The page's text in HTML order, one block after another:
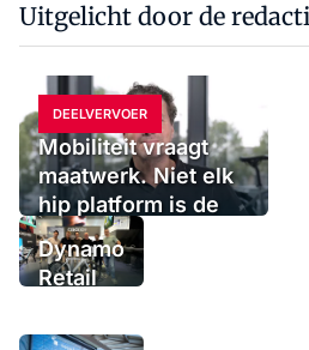
Uitgelicht door de
DEELVERVOER
Mobiliteit vraagt
maatwerk. Niet elk
hip platform is de
oplossing
Dynamo
Retail
voegt